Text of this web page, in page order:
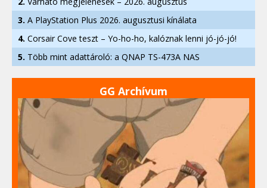
3. A PlayStation Plus 2026. augusztusi kínálata
4. Corsair Cove teszt – Yo-ho-ho, kalóznak lenni jó-jó-jó!
5. Több mint adattároló: a QNAP TS-473A NAS
GG Archívum